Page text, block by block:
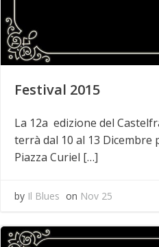
Festival 2015
La 12a edizione del
terrà dal 10 al 13 Dicembre
Piazza Curiel […]
by Il Blues on Nov 25